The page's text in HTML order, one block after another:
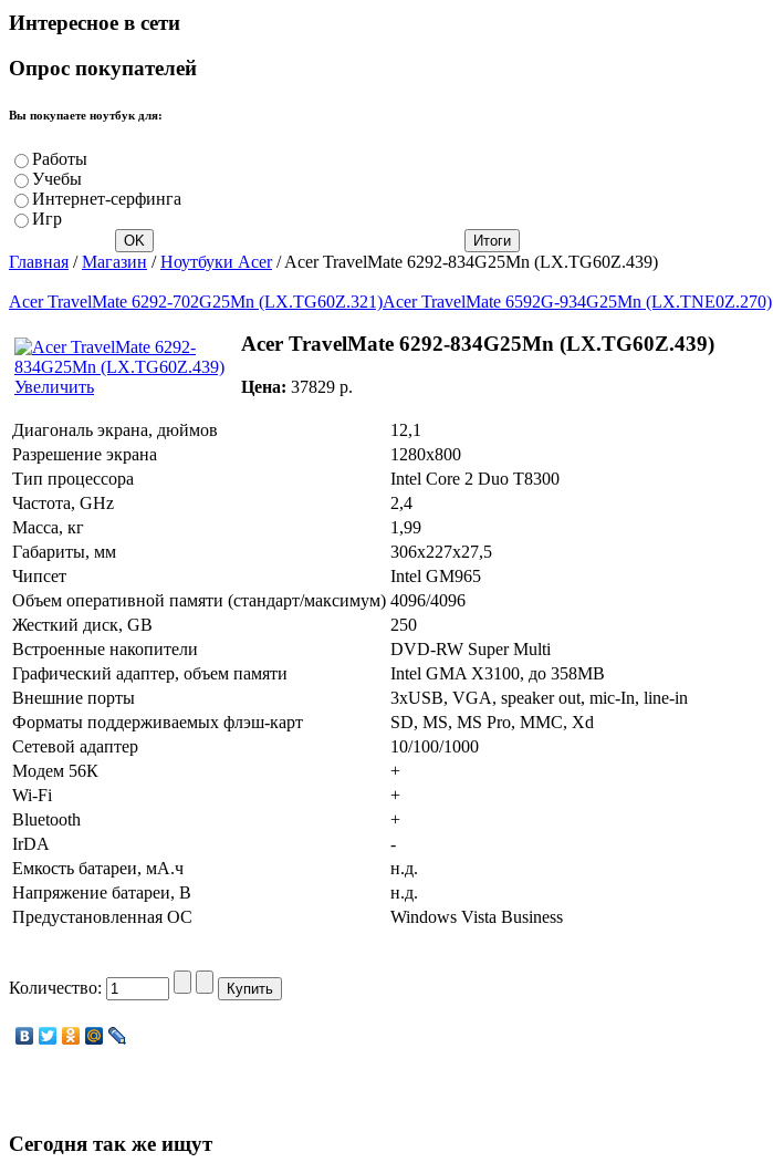
Интересное в сети
Опрос покупателей
Вы покупаете ноутбук для:
Работы
Учебы
Интернет-серфинга
Игр
Главная /Магазин /Ноутбуки Acer/ Acer TravelMate 6292-834G25Mn (LX.TG60Z.439)
Acer TravelMate 6292-702G25Mn (LX.TG60Z.321)Acer TravelMate 6592G-934G25Mn (LX.TNE0Z.270)
Увеличить
Acer TravelMate 6292-834G25Mn (LX.TG60Z.439)
Цена: 37829 p.
Диагональ экрана, дюймов
12,1
Разрешение экрана
1280х800
Тип процессора
Intel Core 2 Duo T8300
Частота, GHz
2,4
Масса, кг
1,99
Габариты, мм
306x227x27,5
Чипсет
Intel GM965
Объем оперативной памяти (стандарт/максимум) 4096/4096
Жесткий диск, GB
250
Встроенные накопители
DVD-RW Super Multi
Графический адаптер, объем памяти
Intel GMA X3100, до 358MB
Внешние порты
3xUSB, VGA, speaker out, mic-In, line-in
Форматы поддерживаемых флэш-карт
SD, MS, MS Pro, MMC, Xd
Сетевой адаптер
10/100/1000
Модем 56К
+
Wi-Fi
+
Bluetooth
+
IrDA
-
Емкость батареи, мА.ч
н.д.
Напряжение батареи, В
н.д.
Предустановленная ОС
Windows Vista Business
Количество:
Сегодня так же ищут